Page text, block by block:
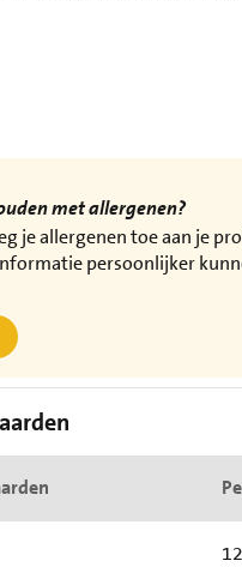
met allergenen?
je allergenen toe aan je
persoonlijker